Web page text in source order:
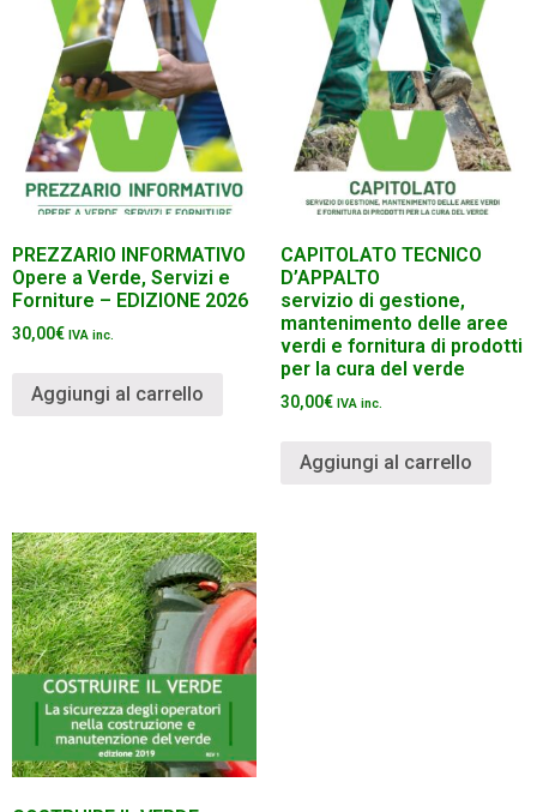
PREZZARIO INFORMATIVO
Opere a Verde, Servizi e
Forniture – EDIZIONE 2026
30,00€ IVA inc.
Aggiungi al carrello
CAPITOLATO TECNICO
D’APPALTO
servizio di gestione,
mantenimento delle aree
verdi e fornitura di prodotti
per la cura del verde
30,00€ IVA inc.
Aggiungi al carrello